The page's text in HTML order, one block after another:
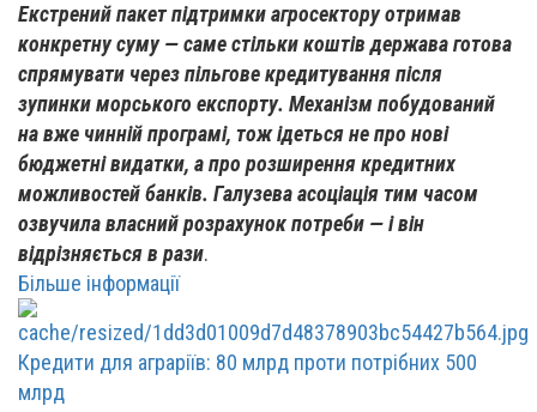
Екстрений пакет підтримки агросектору отримав
конкретну суму — саме стільки коштів держава готова
спрямувати через пільгове кредитування після
зупинки морського експорту. Механізм побудований
на вже чинній програмі, тож ідеться не про нові
бюджетні видатки, а про розширення кредитних
можливостей банків. Галузева асоціація тим часом
озвучила власний розрахунок потреби — і він
відрізняється в рази.
Більше інформації
Кредити для аграріїв: 80 млрд проти потрібних 500
млрд